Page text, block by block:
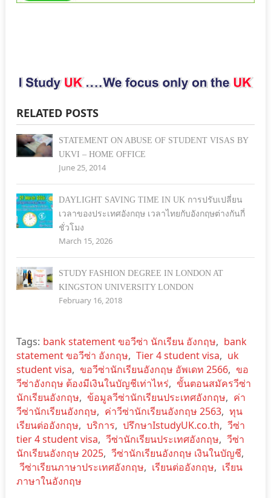
RELATED POSTS
STATEMENT ON ABUSE OF STUDENT VISAS BY
UKVI – HOME OFFICE
June 25, 2014
DAYLIGHT SAVING TIME IN UK การปรับเปลี่ยน
เวลาของประเทศอังกฤษ เวลาไทยกับอังกฤษต่างกันกี่
ชั่วโมง
March 15, 2026
STUDY FASHION DEGREE IN LONDON AT
KINGSTON UNIVERSITY LONDON
February 16, 2018
Tags: bank statement ขอวีซ่า นักเรียน อังกฤษ, bank
statement ขอวีซ่า อังกฤษ, Tier 4 student visa, uk
student visa, ขอวีซ่านักเรียนอังกฤษ อัพเดท 2566, ขอ
วีซ่าอังกฤษ ต้องมีเงินในบัญชีเท่าไหร่, ขั้นตอนสมัครวีซ่า
นักเรียนอังกฤษ, ข้อมูลวีซ่านักเรียนประเทศอังกฤษ, ค่า
วีซ่านักเรียนอังกฤษ, ค่าวีซ่านักเรียนอังกฤษ 2563, ทุน
เรียนต่ออังกฤษ, บริการ, ปรึกษาIstudyUK.co.th, วีซ่า
tier 4 student visa, วีซ่านักเรียนประเทศอังกฤษ, วีซ่า
นักเรียนอังกฤษ 2025, วีซ่านักเรียนอังกฤษ เงินในบัญชี,
วีซ่าเรียนภาษาประเทศอังกฤษ, เรียนต่ออังกฤษ, เรียน
ภาษาในอังกฤษ